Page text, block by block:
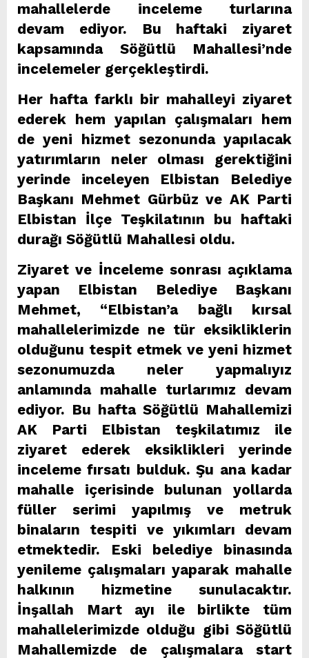
mahallelerde inceleme turlarına
devam ediyor. Bu haftaki ziyaret
kapsamında Söğütlü Mahallesi’nde
incelemeler gerçekleştirdi.
Her hafta farklı bir mahalleyi ziyaret
ederek hem yapılan çalışmaları hem
de yeni hizmet sezonunda yapılacak
yatırımların neler olması gerektiğini
yerinde inceleyen Elbistan Belediye
Başkanı Mehmet Gürbüz ve AK Parti
Elbistan İlçe Teşkilatının bu haftaki
durağı Söğütlü Mahallesi oldu.
Ziyaret ve İnceleme sonrası açıklama
yapan Elbistan Belediye Başkanı
Mehmet, “Elbistan’a bağlı kırsal
mahallelerimizde ne tür eksikliklerin
olduğunu tespit etmek ve yeni hizmet
sezonumuzda neler yapmalıyız
anlamında mahalle turlarımız devam
ediyor. Bu hafta Söğütlü Mahallemizi
AK Parti Elbistan teşkilatımız ile
ziyaret ederek eksiklikleri yerinde
inceleme fırsatı bulduk. Şu ana kadar
mahalle içerisinde bulunan yollarda
füller serimi yapılmış ve metruk
binaların tespiti ve yıkımları devam
etmektedir. Eski belediye binasında
yenileme çalışmaları yaparak mahalle
halkının hizmetine sunulacaktır.
İnşallah Mart ayı ile birlikte tüm
mahallelerimizde olduğu gibi Söğütlü
Mahallemizde de çalışmalara start